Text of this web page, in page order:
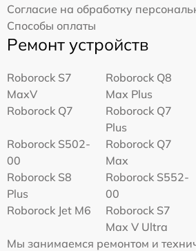
Согласие на обработку
Способы оплаты
Ремонт устройств
Roborock S7
MaxV
Roborock Q8
Max Plus
Roborock Q7
Roborock Q7
Plus
Roborock S502-
00
Roborock Q7
Max
Roborock S8
Plus
Roborock S552-
00
Roborock Jet M6
Roborock S7
Max V Ultra
Мы занимаемся ремонтом и